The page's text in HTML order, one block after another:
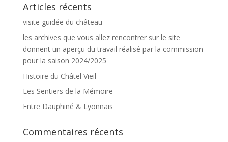
Articles récents
visite guidée du château
les archives que vous allez rencontrer sur le site
donnent un aperçu du travail réalisé par la commission
pour la saison 2024/2025
Histoire du Châtel Vieil
Les Sentiers de la Mémoire
Entre Dauphiné & Lyonnais
Commentaires récents